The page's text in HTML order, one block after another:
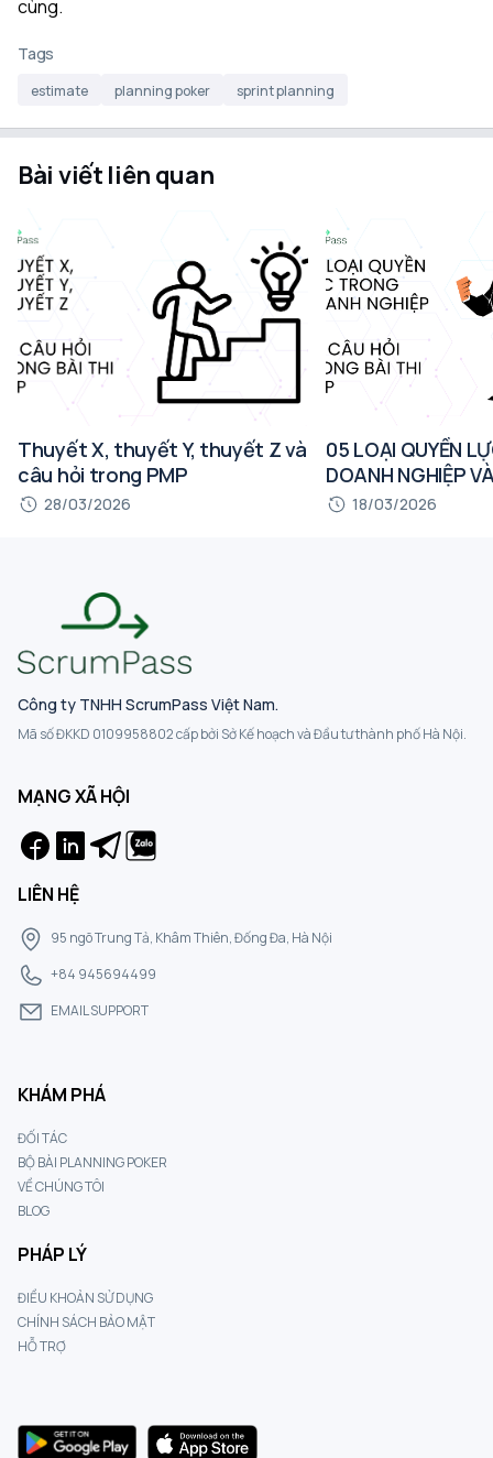
cùng.
Tags
estimate planning poker sprint planning
Bài viết liên quan
Thuyết X, thuyết Y, thuyết Z và
câu hỏi trong PMP
28/03/2026
05 LOẠI QUYỀN
DOANH NGHIỆP
TRONG BÀI THI
18/03/2026
Công ty TNHH ScrumPass Việt Nam.
Mã số ĐKKD 0109958802 cấp bởi Sở Kế hoạch và Đầu tư thành phố Hà Nội.
MẠNG XÃ HỘI
LIÊN HỆ
95 ngõ Trung Tả, Khâm Thiên, Đống Đa, Hà Nội
+84 945694499
EMAIL SUPPORT
KHÁM PHÁ
ĐỐI TÁC
BỘ BÀI PLANNING POKER
VỀ CHÚNG TÔI
BLOG
PHÁP LÝ
ĐIỀU KHOẢN SỬ DỤNG
CHÍNH SÁCH BẢO MẬT
HỖ TRỢ